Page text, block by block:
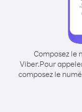
Composez le
Viber.Pour
composez le